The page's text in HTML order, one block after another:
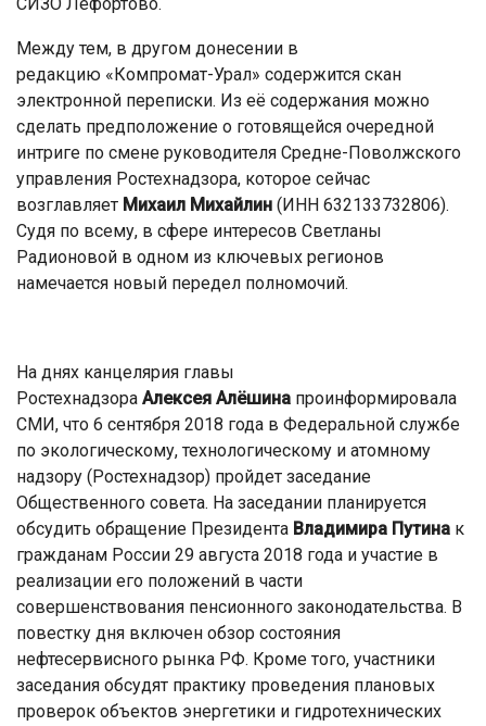
Между тем, в другом донесении в
редакцию «Компромат-Урал» содержится скан
электронной переписки. Из её содержания можно
сделать предположение о готовящейся очередной
интриге по смене руководителя Средне-Поволжского
управления Ростехнадзора, которое сейчас
возглавляет Михаил Михайлин (ИНН 632133732806).
Судя по всему, в сфере интересов Светланы
Радионовой в одном из ключевых регионов
намечается новый передел полномочий.
На днях канцелярия главы
Ростехнадзора Алексея Алёшина проинформировала
СМИ, что 6 сентября 2018 года в Федеральной службе
по экологическому, технологическому и атомному
надзору (Ростехнадзор) пройдет заседание
Общественного совета. На заседании планируется
обсудить обращение Президента Владимира Путина к
гражданам России 29 августа 2018 года и участие в
реализации его положений в части
совершенствования пенсионного законодательства. В
повестку дня включен обзор состояния
нефтесервисного рынка РФ. Кроме того, участники
заседания обсудят практику проведения плановых
проверок объектов энергетики и гидротехнических